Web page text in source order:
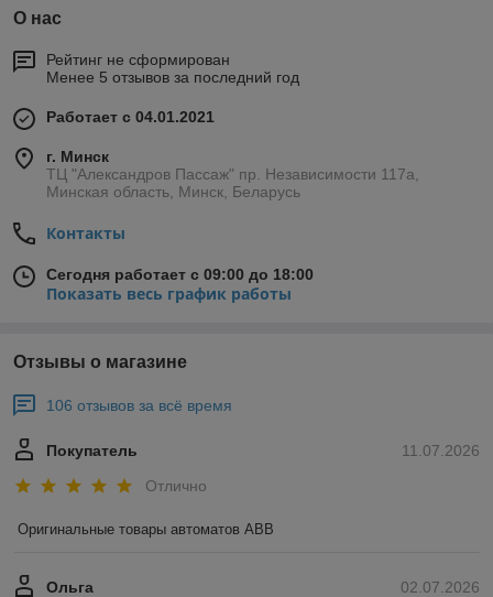
О нас
Рейтинг не сформирован
Менее 5 отзывов за последний год
Работает с 04.01.2021
г. Минск
ТЦ "Александров Пассаж" пр. Независимости 117а,
Минская область, Минск, Беларусь
Контакты
Сегодня работает с 09:00 до 18:00
Показать весь график работы
Отзывы о магазине
106 отзывов за всё время
11.07.2026
Покупатель
Отлично
Оригинальные товары автоматов ABB
02.07.2026
Ольга